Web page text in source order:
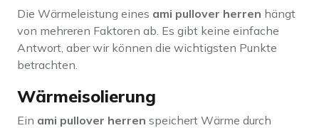
Die Wärmeleistung eines ami pullover herren hängt
von mehreren Faktoren ab. Es gibt keine einfache
Antwort, aber wir können die wichtigsten Punkte
betrachten.
Wärmeisolierung
Ein ami pullover herren speichert Wärme durch